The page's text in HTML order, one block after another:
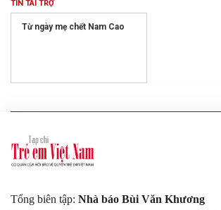
TIN TÀI TRỢ
Từ ngày mẹ chết Nam Cao
Tổng biên tập: Nhà báo Bùi Văn Khương